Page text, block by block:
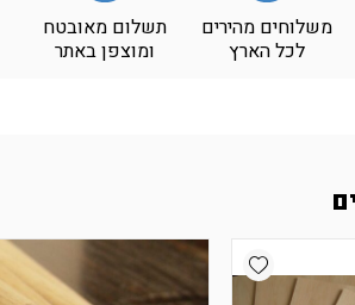
משלוחים מהירים
לכל הארץ
תשלום מאובטח
ומוצפן באתר
Add wishlist